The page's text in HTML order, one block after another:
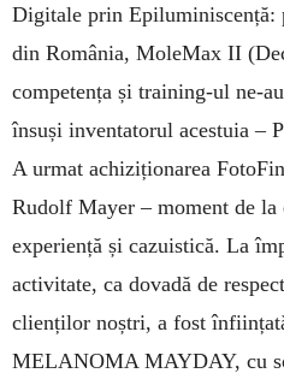
Digitale prin Epiluminiscență:
din România, MoleMax II
competența și training-ul ne-
însuși inventatorul acestuia –
A urmat achiziționarea
Rudolf Mayer – moment de la
experiență și cazuistică. La
activitate, ca dovadă de
clienților noștri, a fost
MELANOMA MAYDAY, cu